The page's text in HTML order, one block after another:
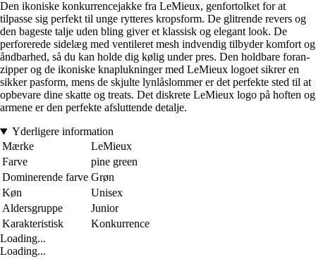
Den ikoniske konkurrencejakke fra LeMieux, genfortolket for at
tilpasse sig perfekt til unge rytteres kropsform. De glitrende revers og
den bageste talje uden bling giver et klassisk og elegant look. De
perforerede sidelæg med ventileret mesh indvendig tilbyder komfort og
åndbarhed, så du kan holde dig kølig under pres. Den holdbare foran-
zipper og de ikoniske knaplukninger med LeMieux logoet sikrer en
sikker pasform, mens de skjulte lynlåslommer er det perfekte sted til at
opbevare dine skatte og treats. Det diskrete LeMieux logo på hoften og
armene er den perfekte afsluttende detalje.
Yderligere information
Mærke
LeMieux
Farve
pine green
Dominerende farve Grøn
Køn
Unisex
Aldersgruppe
Junior
Karakteristisk
Konkurrence
Loading...
Loading...